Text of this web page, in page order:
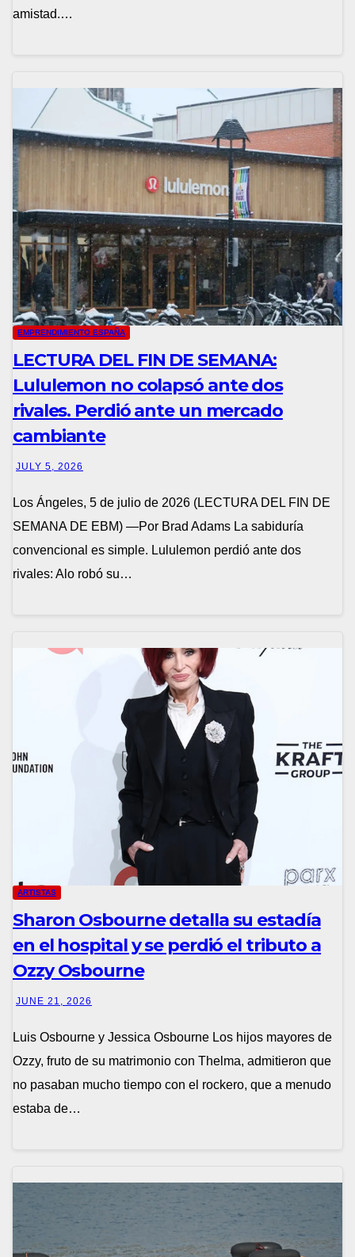
amistad.…
EMPRENDIMIENTO ESPAÑA
LECTURA DEL FIN DE SEMANA:
Lululemon no colapsó ante dos
rivales. Perdió ante un mercado
cambiante
JULY 5, 2026
Los Ángeles, 5 de julio de 2026 (LECTURA DEL FIN DE
SEMANA DE EBM) —Por Brad Adams La sabiduría
convencional es simple. Lululemon perdió ante dos
rivales: Alo robó su…
ARTISTAS
Sharon Osbourne detalla su estadía
en el hospital y se perdió el tributo a
Ozzy Osbourne
JUNE 21, 2026
Luis Osbourne y Jessica Osbourne Los hijos mayores de
Ozzy, fruto de su matrimonio con Thelma, admitieron que
no pasaban mucho tiempo con el rockero, que a menudo
estaba de…